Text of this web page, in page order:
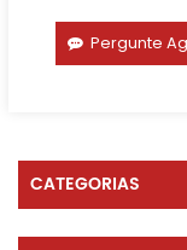
Pergunte
CATEGORIAS